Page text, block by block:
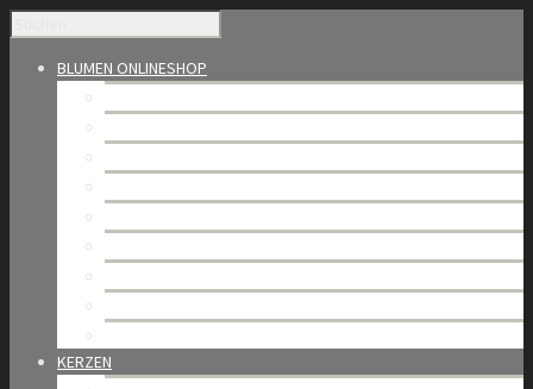
BLUMEN ONLINESHOP
KERZEN